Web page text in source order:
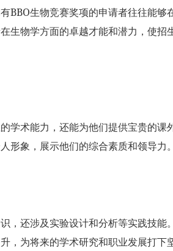
BBO生物竞赛奖项的申请者往往能够
生物学方面的卓越才能和潜力，使招
学术能力，还能为他们提供宝贵的课
形象，展示他们的综合素质和领导力。
，还涉及实验设计和分析等实践技能
，为将来的学术研究和职业发展打下